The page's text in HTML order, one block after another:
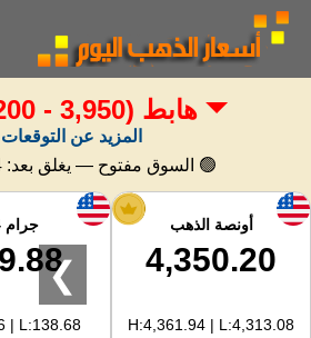
الرئيسية
سعر الذهب
اسعار الفضه
حاسبة الذهب
لمشرفي المواقع
هابط (3,950 - 4,200 USD)
المزيد عن
🟢 السوق مفتوح — يغلق بعد:
أونصة الذهب
4,350.20
H:4,361.94 | L:4,313.08
جرام 24
| L:138.68
❯